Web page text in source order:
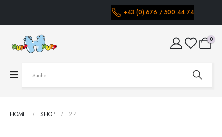
+43 (0) 676 / 500 44 74
0
HOME SHOP 2.4